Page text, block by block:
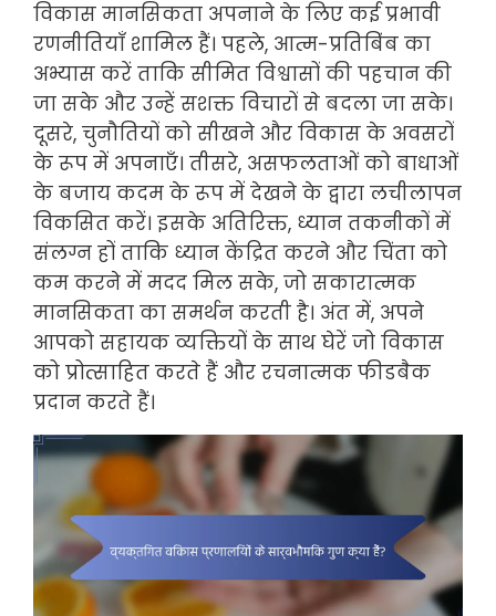
विकास मानसिकता अपनाने के लिए कई प्रभावी
रणनीतियाँ शामिल हैं। पहले, आत्म-प्रतिबिंब का
अभ्यास करें ताकि सीमित विश्वासों की पहचान की
जा सके और उन्हें सशक्त विचारों से बदला जा सके।
दूसरे, चुनौतियों को सीखने और विकास के अवसरों
के रूप में अपनाएँ। तीसरे, असफलताओं को बाधाओं
के बजाय कदम के रूप में देखने के द्वारा लचीलापन
विकसित करें। इसके अतिरिक्त, ध्यान तकनीकों में
संलग्न हों ताकि ध्यान केंद्रित करने और चिंता को
कम करने में मदद मिल सके, जो सकारात्मक
मानसिकता का समर्थन करती है। अंत में, अपने
आपको सहायक व्यक्तियों के साथ घेरें जो विकास
को प्रोत्साहित करते हैं और रचनात्मक फीडबैक
प्रदान करते हैं।